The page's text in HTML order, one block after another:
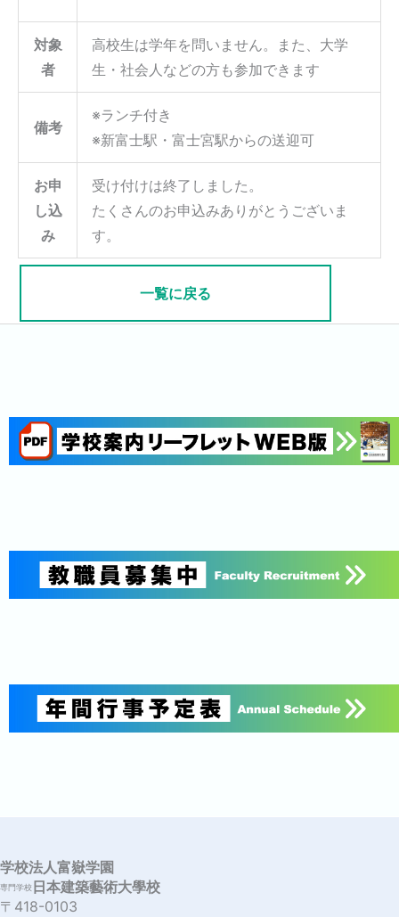
対象
者
高校生は学年を問いません。また、大学
生・社会人などの方も参加できます
備考
※ランチ付き
※新富士駅・富士宮駅からの送迎可
お申
し込
み
受け付けは終了しました。
たくさんのお申込みありがとうございま
す。
一覧に戻る
学校法人富嶽学園
専門学校日本建築藝術大學校
〒418-0103